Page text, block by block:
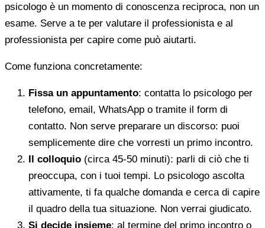
psicologo è un momento di conoscenza reciproca, non un
esame. Serve a te per valutare il professionista e al
professionista per capire come può aiutarti.
Come funziona concretamente:
Fissa un appuntamento: contatta lo psicologo per
telefono, email, WhatsApp o tramite il form di
contatto. Non serve preparare un discorso: puoi
semplicemente dire che vorresti un primo incontro.
Il colloquio (circa 45-50 minuti): parli di ciò che ti
preoccupa, con i tuoi tempi. Lo psicologo ascolta
attivamente, ti fa qualche domanda e cerca di capire
il quadro della tua situazione. Non verrai giudicato.
Si decide insieme: al termine del primo incontro o